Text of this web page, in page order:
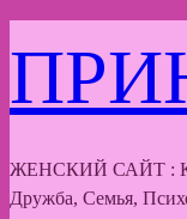
к
содержимому
ЖЕНСКИЙ САЙТ :
Дружба, Семья,